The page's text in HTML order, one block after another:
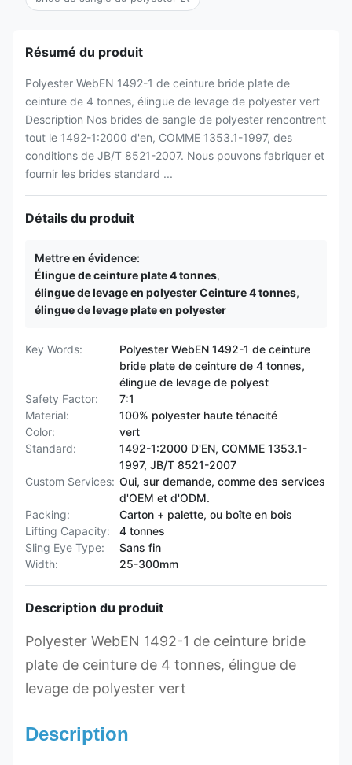
Résumé du produit
Polyester WebEN 1492-1 de ceinture bride plate de
ceinture de 4 tonnes, élingue de levage de polyester vert
Description Nos brides de sangle de polyester rencontrent
tout le 1492-1:2000 d'en, COMME 1353.1-1997, des
conditions de JB/T 8521-2007. Nous pouvons fabriquer et
fournir les brides standard ...
Détails du produit
Mettre en évidence:
Élingue de ceinture plate 4 tonnes,
élingue de levage en polyester Ceinture 4 tonnes,
élingue de levage plate en polyester
Key Words:
Polyester WebEN 1492-1 de ceinture
bride plate de ceinture de 4 tonnes,
élingue de levage de polyest
Safety Factor:
7:1
Material:
100% polyester haute ténacité
Color:
vert
Standard:
1492-1:2000 D'EN, COMME 1353.1-
1997, JB/T 8521-2007
Custom Services: Oui, sur demande, comme des services
d'OEM et d'ODM.
Packing:
Carton + palette, ou boîte en bois
Lifting Capacity:
4 tonnes
Sling Eye Type:
Sans fin
Width:
25-300mm
Description du produit
Polyester WebEN 1492-1 de ceinture bride
plate de ceinture de 4 tonnes, élingue de
levage de polyester vert
Description